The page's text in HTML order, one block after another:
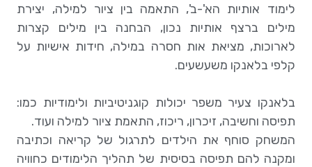
לימוד אותיות הא'-ב', התאמה בין ציור למילה, יצירת
מילים ברצף אותיות נכון, הבחנה בין מילים קצרות
לארוכות, מציאת אות חסרה במילה, חידות אישיות על
קלפי בלאנקו משעשעים.
בלאנקו צעיר משפר יכולות קוגניטיביות ולימודיות כמו:
תפיסה וחשיבה, זיכרון, ריכוז, התאמת ציור למילה ועוד.
המשחק סוחף את הילדים לתרגול של קריאה וכתיבה
ומקנה להם תפיסה בסיסית של תהליך הלימודים כחוויה